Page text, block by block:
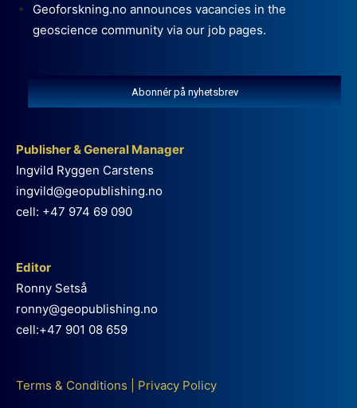
Geoforskning.no announces vacancies in the
geoscience community via our job pages.
Abonnér på nyhetsbrev
Publisher & General Manager
Ingvild Ryggen Carstens
ingvild@geopublishing.no
cell: +47 974 69 090
Editor
Ronny Setså
ronny@geopublishing.no
cell:+47 901 08 659
Terms & Conditions Privacy Policy